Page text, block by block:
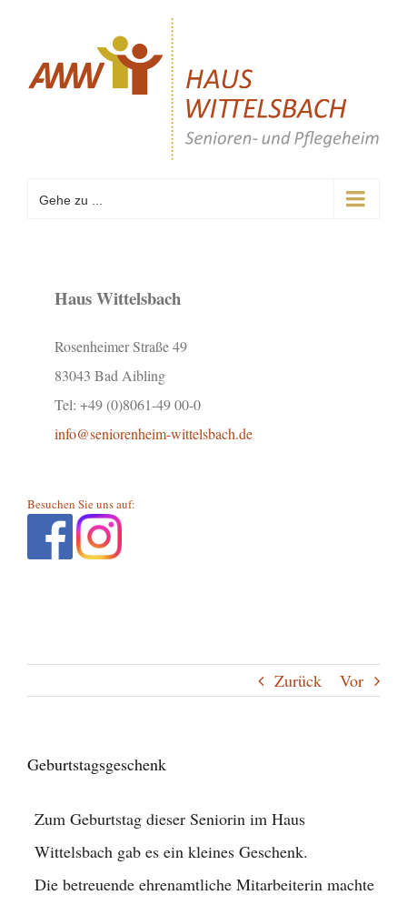
springen
Gehe zu ...
Haus Wittelsbach
Rosenheimer Straße 49
83043 Bad Aibling
Tel: +49 (0)8061-49 00-0
info@seniorenheim-wittelsbach.de
Besuchen Sie uns auf:
Zurück Vor
Geburtstagsgeschenk
Zum Geburtstag dieser Seniorin im Haus
Wittelsbach gab es ein kleines Geschenk.
Die betreuende ehrenamtliche Mitarbeiterin machte